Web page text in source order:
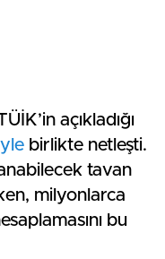
açıkladığı
birlikte netleşti.
tavan
milyonlarca
bu